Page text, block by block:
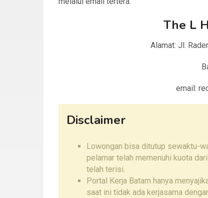
The L
Alamat: Jl.
email:
Disclaimer
Lowongan bisa ditutup sewaktu-
pelamar telah memenuhi kuota
telah terisi.
Portal Kerja Batam hanya
saat ini tidak ada kerjasama